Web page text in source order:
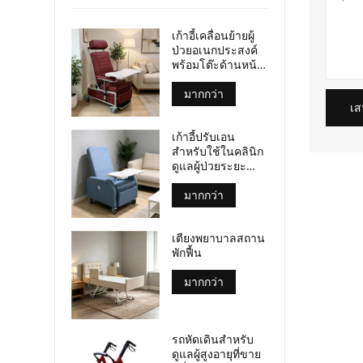
เ
เก้าอี้เคลื่อนย้ายผู้
ป่วยอเนกประสงค์
พร้อมโต๊ะด้านหน้า
และล้อเลื่อน ได้รับ
การรับรอง
มาตรฐาน CE และ
มากกว่า
เก้าอี้ปรับเอน
สำหรับใช้ในคลินิก
ดูแลผู้ป่วยระยะ
สุดท้าย พร้อมถาด
วางของในตัว เก้าอี้
ผู้ป่วยเคลื่อนที่
ป่วยระยะสุดท้าย
มากกว่า
เตียงพยาบาลสถาน
พักฟื้น
มากกว่า
รถหัดเดินสำหรับ
ดูแลผู้สูงอายุที่ขาย